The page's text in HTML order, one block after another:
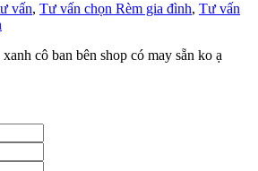
vấn, Tư vấn chọn Rèm gia đình, Tư vấn
cô ban bên shop có may sẵn ko ạ